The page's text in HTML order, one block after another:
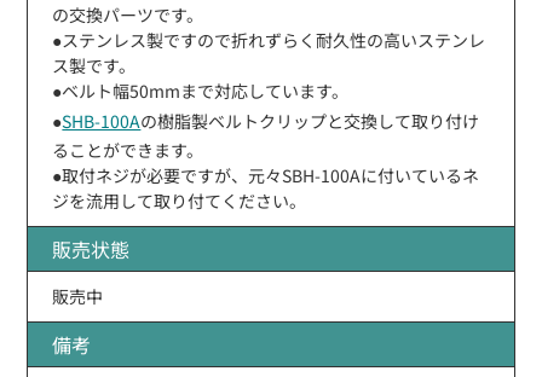
の交換パーツです。
●ステンレス製ですので折れずらく耐久性の高いステンレ
ス製です。
●ベルト幅50mmまで対応しています。
●SHB-100Aの樹脂製ベルトクリップと交換して取り付け
ることができます。
●取付ネジが必要ですが、元々SBH-100Aに付いているネ
ジを流用して取り付てください。
販売状態
販売中
備考